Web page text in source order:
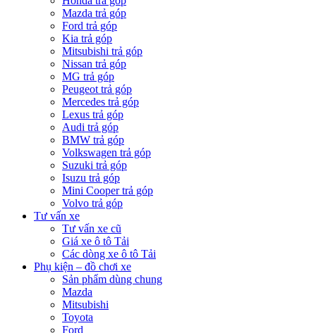
Mazda trả góp
Ford trả góp
Kia trả góp
Mitsubishi trả góp
Nissan trả góp
MG trả góp
Peugeot trả góp
Mercedes trả góp
Lexus trả góp
Audi trả góp
BMW trả góp
Volkswagen trả góp
Suzuki trả góp
Isuzu trả góp
Mini Cooper trả góp
Volvo trả góp
Tư vấn xe
Tư vấn xe cũ
Giá xe ô tô Tải
Các dòng xe ô tô Tải
Phụ kiện – đồ chơi xe
Sản phẩm dùng chung
Mazda
Mitsubishi
Toyota
Ford